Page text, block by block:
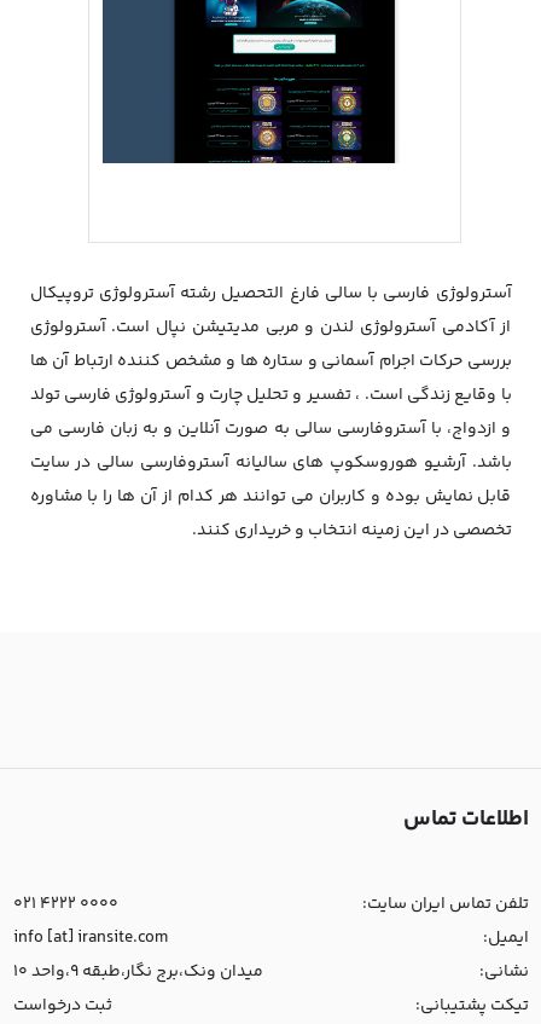
آسترولوژی فارسی با سالی فارغ التحصیل رشته آسترولوژی تروپیکال
از آکادمی آسترولوژی لندن و مربی مدیتیشن نپال است. آسترولوژی
بررسی حرکات اجرام آسمانی و ستاره ها و مشخص کننده ارتباط آن ها
با وقایع زندگی است. ، تفسیر و تحلیل چارت و آسترولوژی فارسی تولد
و ازدواج، با آستروفارسی سالی به صورت آنلاین و به زبان فارسی می
باشد. آرشیو هوروسکوپ های سالیانه آستروفارسی سالی در سایت
قابل نمایش بوده و کاربران می توانند هر کدام از آن ها را با مشاوره
تخصصی در این زمینه انتخاب و خریداری کنند.
اطلاعات تماس
تلفن تماس ایران سایت:
021 4222 0000
ایمیل:
info [at] iransite.com
نشانی:
میدان ونک،برج نگار،طبقه 9،واحد 10
تیکت پشتیبانی:
ثبت درخواست